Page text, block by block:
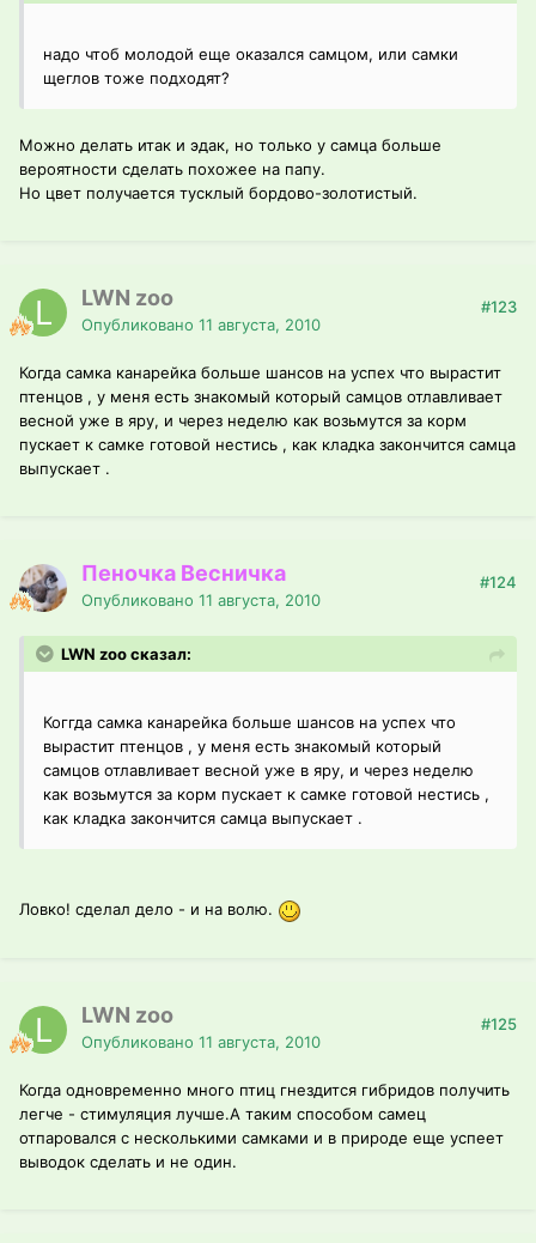
надо чтоб молодой еще оказался самцом, или самки
щеглов тоже подходят?
Можно делать итак и эдак, но только у самца больше
вероятности сделать похожее на папу.
Но цвет получается тусклый бордово-золотистый.
LWN zoo
Опубликовано 11 августа, 2010
#123
Когда самка канарейка больше шансов на успех что вырастит
птенцов , у меня есть знакомый который самцов отлавливает
весной уже в яру, и через неделю как возьмутся за корм
пускает к самке готовой нестись , как кладка закончится самца
выпускает .
Пеночка Весничка
Опубликовано 11 августа, 2010
#124
LWN zoo сказал:
Коггда самка канарейка больше шансов на успех что
вырастит птенцов , у меня есть знакомый который
самцов отлавливает весной уже в яру, и через неделю
как возьмутся за корм пускает к самке готовой нестись ,
как кладка закончится самца выпускает .
Ловко! сделал дело - и на волю.
LWN zoo
Опубликовано 11 августа, 2010
#125
Когда одновременно много птиц гнездится гибридов получить
легче - стимуляция лучше.А таким способом самец
отпаровался с несколькими самками и в природе еще успеет
выводок сделать и не один.